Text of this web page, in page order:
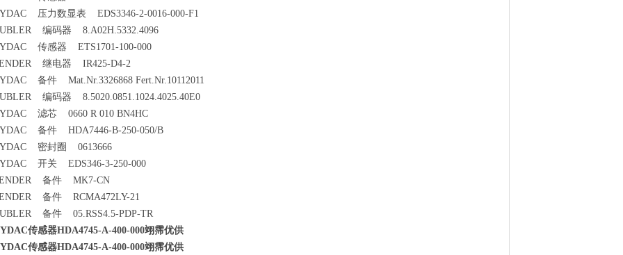
压力数显表 EDS3346-2-0016-000-F1
编码器 8.A02H.5332.4096
传感器 ETS1701-100-000
继电器 IR425-D4-2
备件 Mat.Nr.3326868 Fert.Nr.10112011
编码器 8.5020.0851.1024.4025.40E0
滤芯 0660 R 010 BN4HC
备件 HDA7446-B-250-050/B
密封圈 0613666
开关 EDS346-3-250-000
备件 MK7-CN
备件 RCMA472LY-21
备件 05.RSS4.5-PDP-TR
传感器HDA4745-A-400-000翊霈优供
传感器HDA4745-A-400-000翊霈优供